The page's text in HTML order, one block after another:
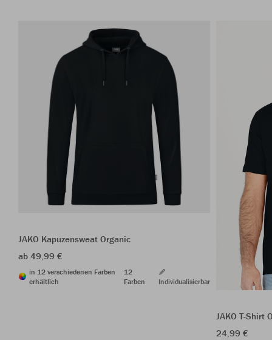
JAKO Kapuzensweat Organic
ab 49,99 €
in 12 verschiedenen Farben
erhältlich
12
Farben
Individualisierbar
JAKO T-Shirt
24,99 €